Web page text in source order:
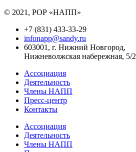
© 2021, РОР «НАПП»
+7 (831) 433-33-29
infonapp@sandy.ru
603001, г. Нижний Новгород,
Нижневолжская набережная, 5/2
Ассоциация
Деятельность
Члены НАПП
Пресс-центр
Контакты
Ассоциация
Деятельность
Члены НАПП